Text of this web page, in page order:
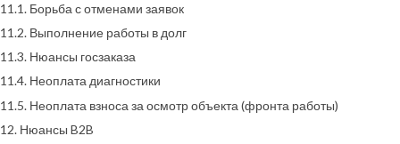
11.1. Борьба с отменами заявок
11.2. Выполнение работы в долг
11.3. Нюансы госзаказа
11.4. Неоплата диагностики
11.5. Неоплата взноса за осмотр объекта (фронта работы)
12. Нюансы B2B